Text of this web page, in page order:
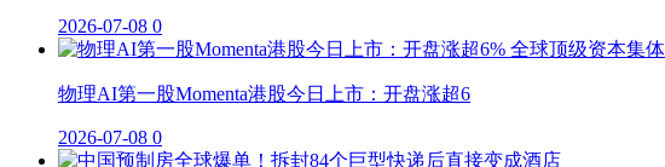
2026-07-08 0
物理AI第一股Momenta港股今日上市：开盘涨超6
2026-07-08 0